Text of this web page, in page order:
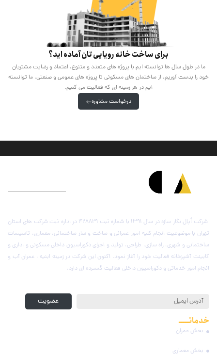
برای ساخت خانه رویایی تان آماده اید؟
ما در طول سال ها توانسته ایم با پروژه های متعدد و متنوع، اعتماد و رضایت مشتریان
خود را بدست آوریم. از ساختمان های مسکونی تا پروژه های عمومی و صنعتی، ما توانسته
ایم در هر زمینه ای که فعالیت می کنیم.
درخواست مشاوره
شرکت اُپال نگار سازه در سال 1391 با شماره ثبت 428829 در اداره ثبت شرکت های استان
تهران با موضوعیت انجام کلیه امور عمرانی و ساخت و ساز ساختمانی، معماری، تاسیسات
ساختمانی و شهری، راه سازی، طراحی، تولید و اجرای دکوراسیون داخلی مسکونی و اداری و
کابینت آشپزخانه فعالیت خود را آغاز نمود. اکنون این شرکت در زمینه ابنیه ، عمران آب و
انجام امور خدماتی و دکوراسیون داخلی فعالیت گسترده ای دارد.
عضویت
خدماتـــــمجموعه
بخش عمران
بخش معماری